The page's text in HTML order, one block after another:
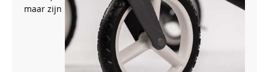
maar zijn